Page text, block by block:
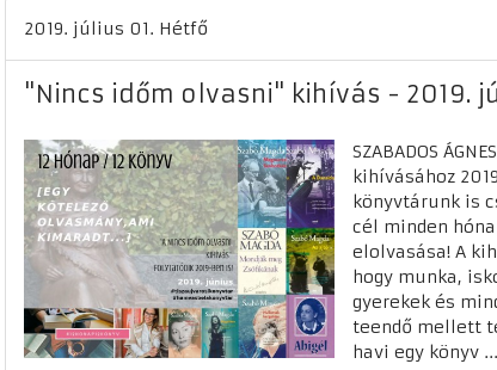
2019. július 01. Hétfő
"Nincs időm olvasni" kihívás - 2019.
SZABADOS
kihívásához
könyvtárunk is
cél minden
elolvasása! A
hogy munka,
gyerekek és
teendő mellett
havi egy könyv ...